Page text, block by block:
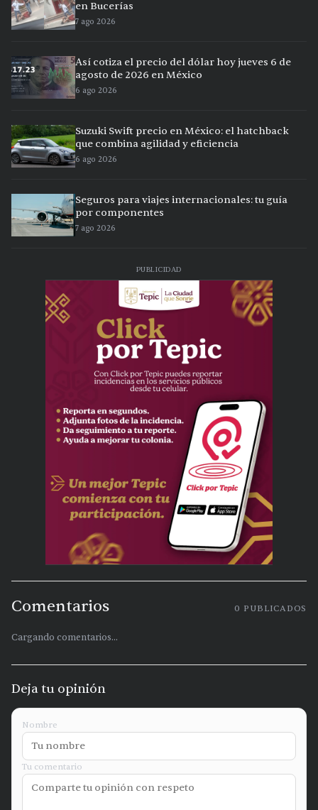
en Bucerías
7 ago 2026
Así cotiza el precio del dólar hoy jueves 6 de
agosto de 2026 en México
6 ago 2026
Suzuki Swift precio en México: el hatchback
que combina agilidad y eficiencia
6 ago 2026
Seguros para viajes internacionales: tu guía
por componentes
7 ago 2026
PUBLICIDAD
Comentarios 0 PUBLICADOS
Cargando comentarios...
Deja tu opinión
Nombre
Tu comentario